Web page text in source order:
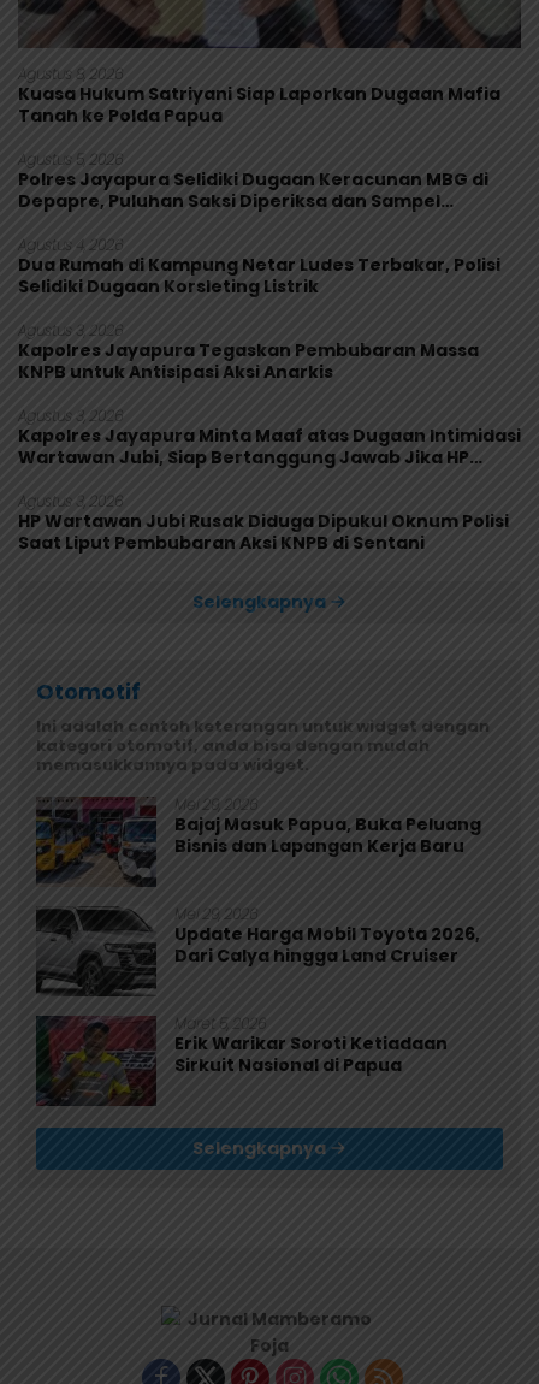
Agustus 8, 2026
Kuasa Hukum Satriyani Siap Laporkan Dugaan Mafia
Tanah ke Polda Papua
Agustus 5, 2026
Polres Jayapura Selidiki Dugaan Keracunan MBG di
Depapre, Puluhan Saksi Diperiksa dan Sampel
Agustus 4, 2026
Dua Rumah di Kampung Netar Ludes Terbakar, Polisi
Selidiki Dugaan Korsleting Listrik
Agustus 3, 2026
Kapolres Jayapura Tegaskan Pembubaran Massa
KNPB untuk Antisipasi Aksi Anarkis
Agustus 3, 2026
Kapolres Jayapura Minta Maaf atas Dugaan Intimidasi
Wartawan Jubi, Siap Bertanggung Jawab Jika HP
Agustus 3, 2026
HP Wartawan Jubi Rusak Diduga Dipukul Oknum Polisi
Saat Liput Pembubaran Aksi KNPB di Sentani
Selengkapnya
Otomotif
Ini adalah contoh keterangan untuk widget dengan
kategori otomotif, anda bisa dengan mudah
memasukkannya pada widget.
Mei 29, 2026
Bajaj Masuk Papua, Buka Peluang
Bisnis dan Lapangan Kerja Baru
Mei 29, 2026
Update Harga Mobil Toyota 2026,
Dari Calya hingga Land Cruiser
Maret 5, 2026
Erik Warikar Soroti Ketiadaan
Sirkuit Nasional di Papua
Selengkapnya